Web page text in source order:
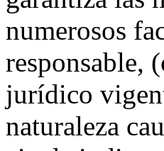
numerosos
responsable,
jurídico
naturaleza